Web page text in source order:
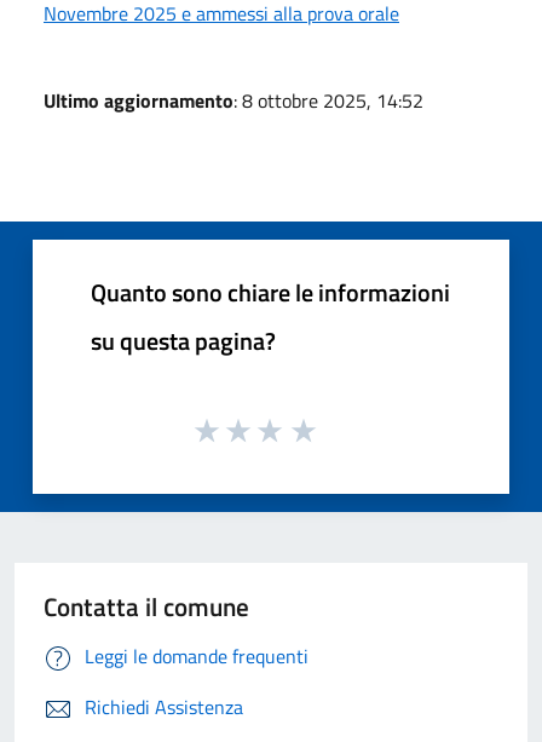
Novembre 2025 e ammessi alla prova orale
Ultimo aggiornamento: 8 ottobre 2025, 14:52
Quanto sono chiare le informazioni
su questa pagina?
Contatta il comune
Leggi le domande frequenti
Richiedi Assistenza